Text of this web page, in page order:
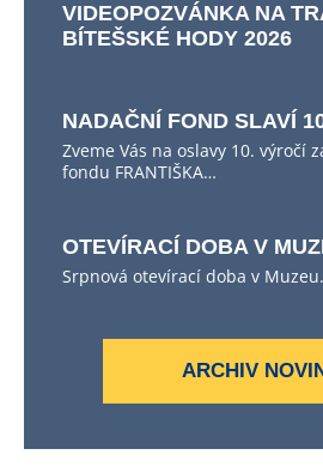
VIDEOPOZVÁNKA NA
BÍTEŠSKÉ HODY 2026
NADAČNÍ FOND SLAVÍ
Zveme Vás na oslavy 10. výročí
fondu FRANTIŠKA…
OTEVÍRACÍ DOBA V
Srpnová otevírací doba v Muzeu.
ARCHIV